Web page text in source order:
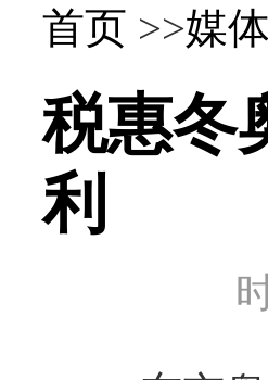
首页 >>媒
税惠冬
利